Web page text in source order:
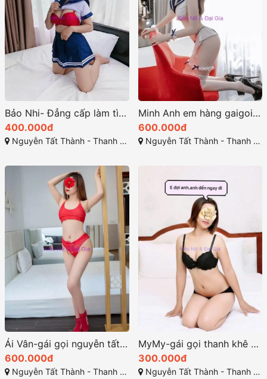
Bảo Nhi- Đẳng cấp làm tình say mê nhất ở đà nẵng
400.000đ
Nguyễn Tất Thành - Thanh Khê - Đà Nẵng
Minh Anh em hàng gaigoi rất đẹp ở thanh khê đà nẵng
600.000đ
Nguyễn Tất Thành - Thanh Khê - Đà Nẵng
Ái Vân-gái gọi nguyễn tất thành dâm thần xuyên không
600.000đ
Nguyễn Tất Thành - Thanh Khê - Đà Nẵng
MyMy-gái gọi thanh khê nguyễn tất thành đà nẵng
300.000đ
Nguyễn Tất Thành - Thanh Khê - Đà Nẵng